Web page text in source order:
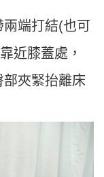
端打結(也可
近膝蓋處，
夾緊抬離床